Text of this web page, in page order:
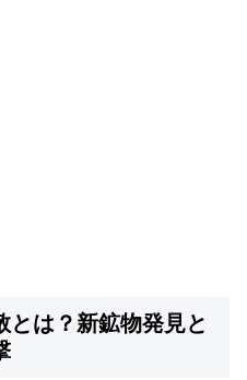
とは？新鉱物発見と